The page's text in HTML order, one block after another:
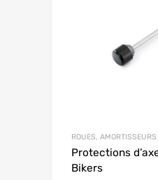
ROUES,
Protections
Bikers